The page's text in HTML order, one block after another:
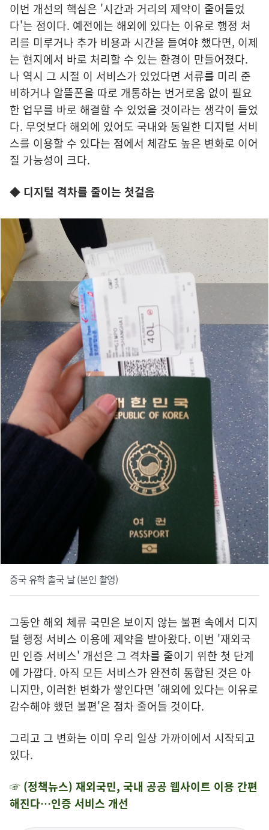
이번 개선의 핵심은 '시간과 거리의 제약이 줄어들었
다'는 점이다. 예전에는 해외에 있다는 이유로 행정 처
리를 미루거나 추가 비용과 시간을 들여야 했다면, 이제
는 현지에서 바로 처리할 수 있는 환경이 만들어졌다.
나 역시 그 시절 이 서비스가 있었다면 서류를 미리 준
비하거나 알뜰폰을 따로 개통하는 번거로움 없이 필요
한 업무를 바로 해결할 수 있었을 것이라는 생각이 들었
다. 무엇보다 해외에 있어도 국내와 동일한 디지털 서비
스를 이용할 수 있다는 점에서 체감도 높은 변화로 이어
질 가능성이 크다.
◆ 디지털 격차를 줄이는 첫걸음
중국 유학 출국 날 (본인 촬영)
그동안 해외 체류 국민은 보이지 않는 불편 속에서 디지
털 행정 서비스 이용에 제약을 받아왔다. 이번 '재외국
민 인증 서비스' 개선은 그 격차를 줄이기 위한 첫 단계
에 가깝다. 아직 모든 서비스가 완전히 통합된 것은 아
니지만, 이러한 변화가 쌓인다면 '해외에 있다는 이유로
감수해야 했던 불편'은 점차 줄어들 것이다.
그리고 그 변화는 이미 우리 일상 가까이에서 시작되고
있다.
☞ (정책뉴스) 재외국민, 국내 공공 웹사이트 이용 간편
해진다…인증 서비스 개선